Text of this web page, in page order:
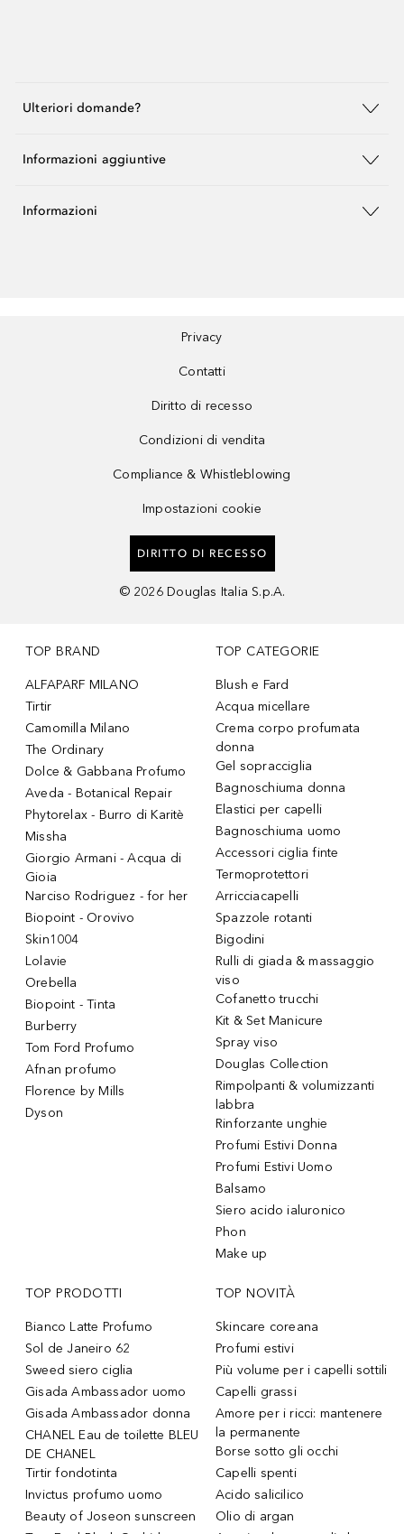
Ulteriori domande?
Informazioni aggiuntive
Informazioni
Privacy
Contatti
Diritto di recesso
Condizioni di vendita
Compliance & Whistleblowing
Impostazioni cookie
DIRITTO DI RECESSO
© 2026 Douglas Italia S.p.A.
TOP BRAND
ALFAPARF MILANO
Tirtir
Camomilla Milano
The Ordinary
Dolce & Gabbana Profumo
Aveda - Botanical Repair
Phytorelax - Burro di Karitè
Missha
Giorgio Armani - Acqua di
Gioia
Narciso Rodriguez - for her
Biopoint - Orovivo
Skin1004
Lolavie
Orebella
Biopoint - Tinta
Burberry
Tom Ford Profumo
Afnan profumo
Florence by Mills
Dyson
TOP CATEGORIE
Blush e Fard
Acqua micellare
Crema corpo profumata
donna
Gel sopracciglia
Bagnoschiuma donna
Elastici per capelli
Bagnoschiuma uomo
Accessori ciglia finte
Termoprotettori
Arricciacapelli
Spazzole rotanti
Bigodini
Rulli di giada & massaggio
viso
Cofanetto trucchi
Kit & Set Manicure
Spray viso
Douglas Collection
Rimpolpanti & volumizzanti
labbra
Rinforzante unghie
Profumi Estivi Donna
Profumi Estivi Uomo
Balsamo
Siero acido ialuronico
Phon
Make up
TOP PRODOTTI
Bianco Latte Profumo
Sol de Janeiro 62
Sweed siero ciglia
Gisada Ambassador uomo
Gisada Ambassador donna
CHANEL Eau de toilette BLEU
DE CHANEL
Tirtir fondotinta
Invictus profumo uomo
Beauty of Joseon sunscreen
TOP NOVITÀ
Skincare coreana
Profumi estivi
Più volume per i capelli sottili
Capelli grassi
Amore per i ricci: mantenere
la permanente
Borse sotto gli occhi
Capelli spenti
Acido salicilico
Olio di argan